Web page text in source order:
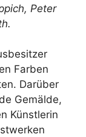
Peter
.
Farben
Darüber
Gemälde,
Künstlerin